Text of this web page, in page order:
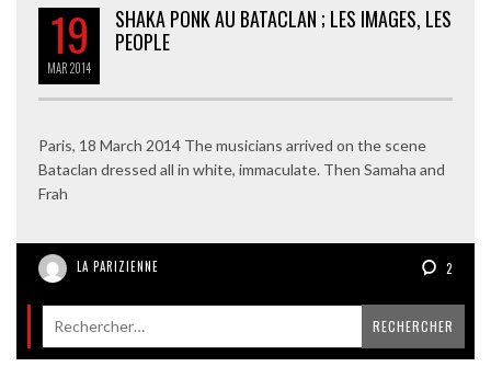
19
MAR2014
SHAKA PONK AU BATACLAN ; LES IMAGES, LES
PEOPLE
Paris, 18 March 2014 The musicians arrived on the scene
Bataclan dressed all in white, immaculate. Then Samaha and
Frah
LA PARIZIENNE 2